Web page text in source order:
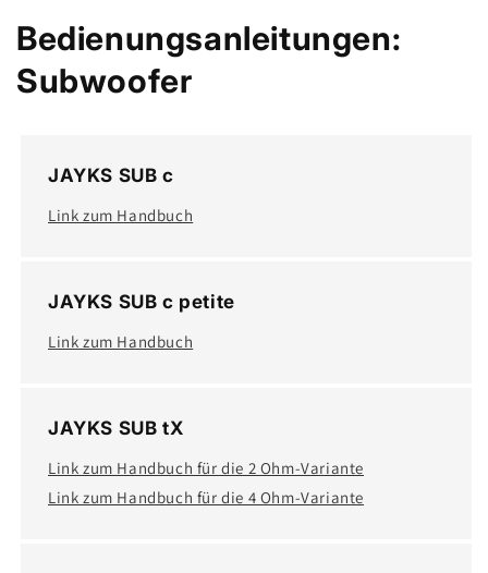
Bedienungsanleitungen:
Subwoofer
JAYKS SUB c
Link zum Handbuch
JAYKS SUB c petite
Link zum Handbuch
JAYKS SUB tX
Link zum Handbuch für die 2 Ohm-Variante
Link zum Handbuch für die 4 Ohm-Variante